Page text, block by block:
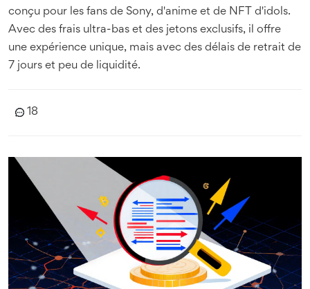
conçu pour les fans de Sony, d'anime et de NFT d'idols.
Avec des frais ultra-bas et des jetons exclusifs, il offre
une expérience unique, mais avec des délais de retrait de
7 jours et peu de liquidité.
18